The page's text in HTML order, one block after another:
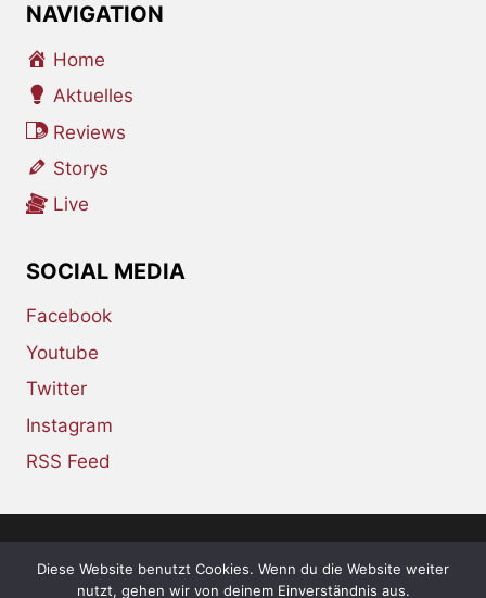
NAVIGATION
Home
Aktuelles
Reviews
Storys
Live
SOCIAL MEDIA
Facebook
Youtube
Twitter
Instagram
RSS Feed
© 2026 whiskey-soda.de - the alternative
Diese Website benutzt Cookies. Wenn du die Website weiter
nutzt, gehen wir von deinem Einverständnis aus.